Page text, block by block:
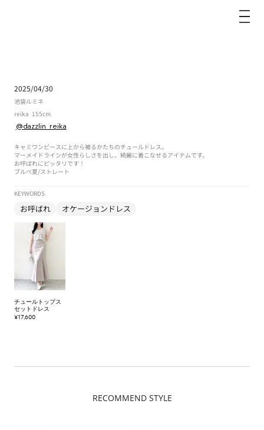
2025/04/30
池袋ルミネ
reika 155cm
@dazzlin_reika
ブルべ夏/ストレート
キャミワンピースに上から被るかたちのチュールドレス。
マーメイドラインが女性らしさを出し、綺麗に着こなせるアイテムです。
お呼ばれにピッタリです！
KEYWORDS
お呼ばれ オケージョンドレス
チュールトップス
セットドレス
¥17,600
RECOMMEND STYLE